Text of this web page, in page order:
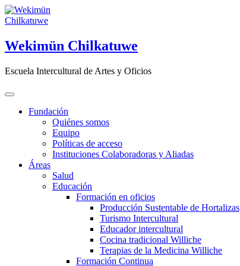
Saltar
al
Wekimün Chilkatuwe
Escuela Intercultural de Artes y Oficios
Fundación
Quiénes somos
Equipo
Políticas de acceso
Instituciones Colaboradoras y Aliadas
Áreas
Salud
Educación
Formación en oficios
Producción Sustentable de Hortalizas
Turismo Intercultural
Educador intercultural
Cocina tradicional Williche
Terapias de la Medicina Williche
Formación Continua